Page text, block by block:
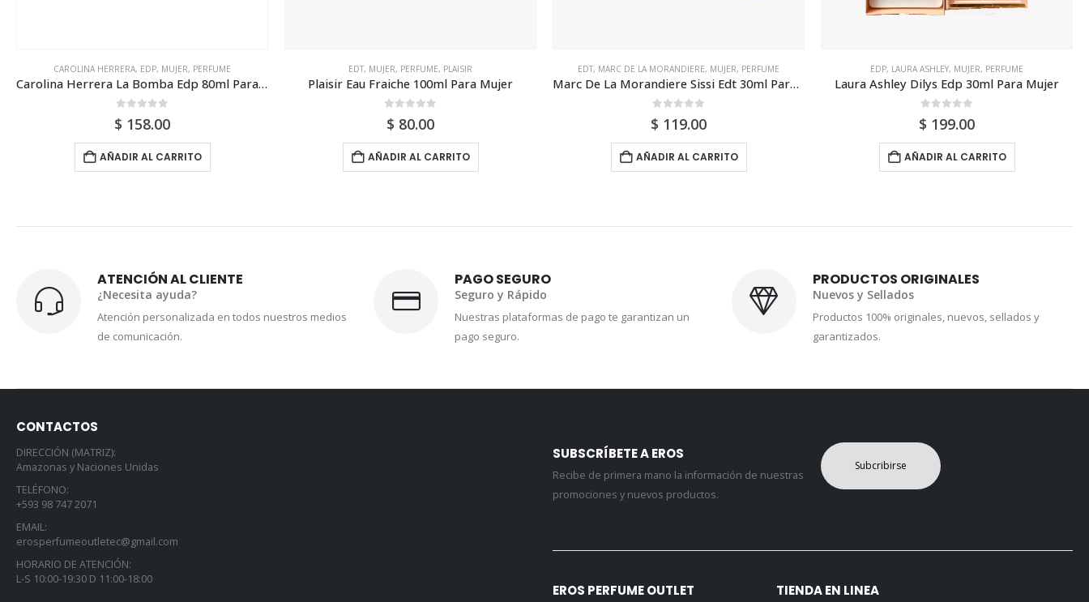
CAROLINA HERRERA, EDP, MUJER, PERFUME
Carolina Herrera La Bomba Edp 80ml Para Mujer
$ 158.00
AÑADIR AL CARRITO
EDT, MUJER, PERFUME, PLAISIR
Plaisir Eau Fraiche 100ml Para Mujer
$ 80.00
AÑADIR AL CARRITO
EDT, MARC DE LA MORANDIERE, MUJER, PERFUME
Marc De La Morandiere Sissi Edt 30ml Para Mujer
$ 119.00
AÑADIR AL CARRITO
EDP, LAURA ASHLEY, MUJER, PERFUME
Laura Ashley Dilys Edp 30ml Para Mujer
$ 199.00
AÑADIR AL CARRITO
ATENCIÓN AL CLIENTE
¿Necesita ayuda?
Atención personalizada en todos nuestros medios
de comunicación.
PAGO SEGURO
Seguro y Rápido
Nuestras plataformas de pago te garantizan un
pago seguro.
PRODUCTOS ORIGINALES
Nuevos y Sellados
Productos 100% originales, nuevos, sellados y
garantizados.
CONTACTOS
DIRECCIÓN (MATRIZ):
Amazonas y Naciones Unidas
TELÉFONO:
+593 98 747 2071
EMAIL:
erosperfumeoutletec@gmail.com
HORARIO DE ATENCIÓN:
L-S 10:00-19:30 D 11:00-18:00
SUBSCRÍBETE A EROS
Recibe de primera mano la información de nuestras
promociones y nuevos productos.
Subcribirse
EROS PERFUME OUTLET TIENDA EN LINEA